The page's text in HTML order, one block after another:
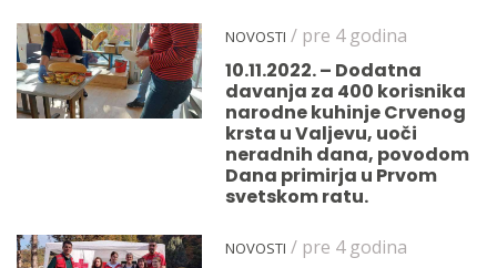
NOVOSTI / pre 4 godina
10.11.2022. – Dodatna
davanja za 400 korisnika
narodne kuhinje Crvenog
krsta u Valjevu, uoči
neradnih dana, povodom
Dana primirja u Prvom
svetskom ratu.
NOVOSTI / pre 4 godina